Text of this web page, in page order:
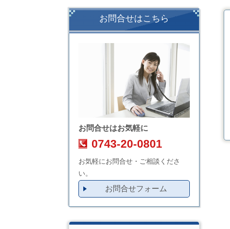
お問合せはこちら
お問合せはお気軽に
0743-20-0801
お気軽にお問合せ・ご相談くださ
い。
お問合せフォーム